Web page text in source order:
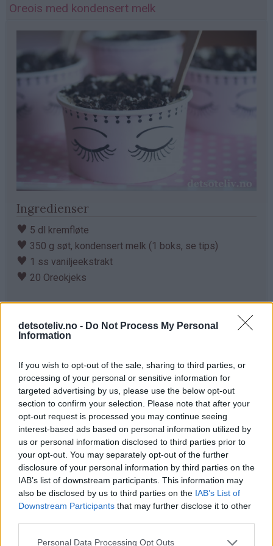
detsoteliv.no - Do Not Process My Personal
Information
If you wish to opt-out of the sale, sharing to third parties, or
processing of your personal or sensitive information for
targeted advertising by us, please use the below opt-out
section to confirm your selection. Please note that after your
opt-out request is processed you may continue seeing
interest-based ads based on personal information utilized by
us or personal information disclosed to third parties prior to
your opt-out. You may separately opt-out of the further
disclosure of your personal information by third parties on the
IAB’s list of downstream participants. This information may
also be disclosed by us to third parties on the IAB’s List of
Downstream Participants that may further disclose it to other
Personal Data Processing Opt Outs
Oreois med kondensert melk
Ingredienser
♥ 5 dl kremfløte
♥ 350 g søt, kondensert melk (1 boks, se tips)
♥ 1 ss vaniljeekstrakt
♥ 20 Oreokjeks
Ha kremfløten, søtet kondensert melk og vaniljeekstrakt
elektrisk mikser til du får en myk, stivpisket krem.
Hakk opp 16 Oreokjeks og vend i.
Fordel iskremblandingen i en boks eller bruk 4
iskrembegre som jeg har gjort her (se tips).
Hakk opp resterende 4 Oreokjeks og dryss på toppen
av isen.
Sett i fryseren i minst 4 timer slik at iskremblandingen
blir til fast iskrem.
Tin isen i et par minutter før servering.